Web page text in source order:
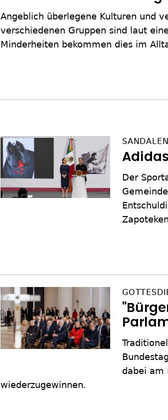
Angeblich überlegene Kulturen und
verschiedenen Gruppen sind laut
Minderheiten bekommen dies im
Der
dabei am
wiederzugewinnen.